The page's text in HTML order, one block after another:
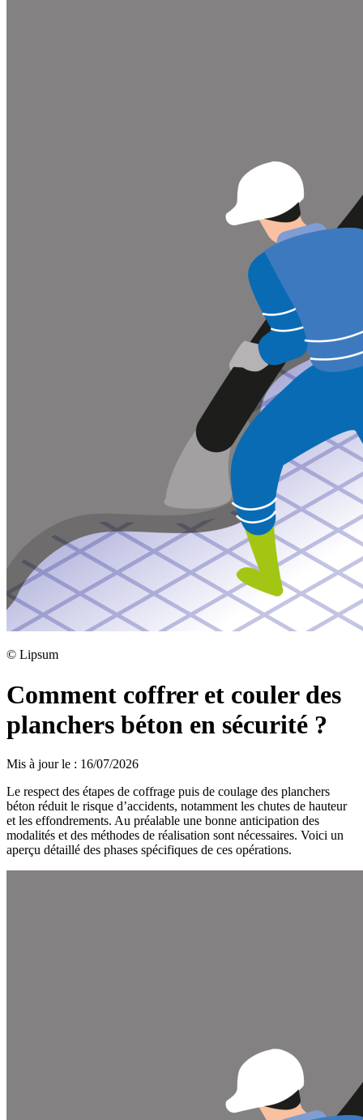
© Lipsum
Comment coffrer et couler des
planchers béton en sécurité ?
Mis à jour le : 16/07/2026
Le respect des étapes de coffrage puis de coulage des planchers
béton réduit le risque d’accidents, notamment les chutes de hauteur
et les effondrements. Au préalable une bonne anticipation des
modalités et des méthodes de réalisation sont nécessaires. Voici un
aperçu détaillé des phases spécifiques de ces opérations.